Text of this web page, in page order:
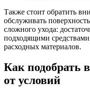
Также стоит обратить
обслуживать
сложного ухода:
подходящими
расходных материалов.
Как подобрать
от условий